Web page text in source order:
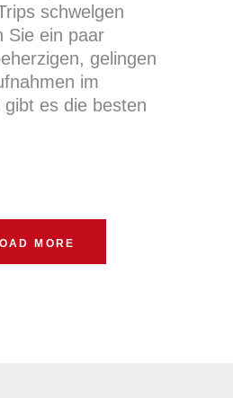
schwelgen
Sie ein paar
gelingen
im
es die besten
MORE